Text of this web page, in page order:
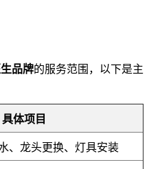
品牌的服务范围，以下是主
具体项目
、龙头更换、灯具安装